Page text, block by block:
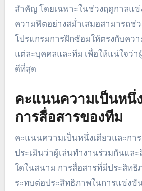
สำคัญ โดยเฉพาะในช่วงฤดูกาลแข่
ความฟิตอย่างสม่ำเสมอสามารถช่
โปรแกรมการฝึกซ้อมให้ตรงกับคว
แต่ละบุคคลและทีม เพื่อให้แน่ใจว่า
ดีที่สุด
คะแนนความเป็นหนึ่
การสื่อสารของทีม
คะแนนความเป็นหนึ่งเดียวและกา
ประเมินว่าผู้เล่นทำงานร่วมกันและ
ใดในสนาม การสื่อสารที่มีประสิทธิ
ระทบต่อประสิทธิภาพในการแข่งขั